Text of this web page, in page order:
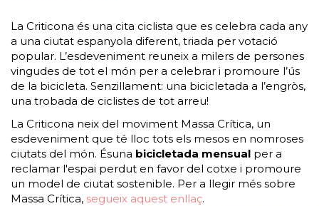
La Criticona és una cita ciclista que es celebra cada any
a una ciutat espanyola diferent, triada per votació
popular. L’esdeveniment reuneix a milers de persones
vingudes de tot el món per a celebrar i promoure l’ús
de la bicicleta. Senzillament: una bicicletada a l’engròs,
una trobada de ciclistes de tot arreu!
La Criticona neix del moviment Massa Crítica, un
esdeveniment que té lloc tots els mesos en nomroses
ciutats del món. Ésuna bicicletada mensual per a
reclamar l'espai perdut en favor del cotxe i promoure
un model de ciutat sostenible. Per a llegir més sobre
Massa Crítica, segueix aquest enllaç.